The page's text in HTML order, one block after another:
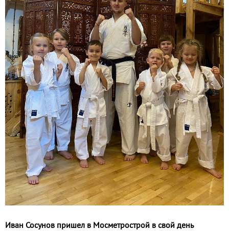
Иван Сосунов пришел в Мосметрострой в свой день